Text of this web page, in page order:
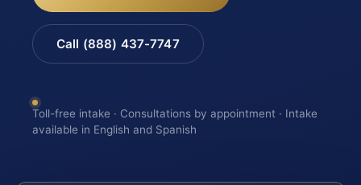
Call (888) 437-7747
Toll-free intake · Consultations by appointment · Intake
available in English and Spanish